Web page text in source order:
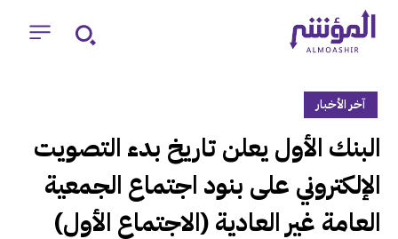
آخر الأخبار
‏البنك الأول يعلن تاريخ بدء التصويت
الإلكتروني على بنود اجتماع الجمعية
العامة غير العادية (الاجتماع الأول)